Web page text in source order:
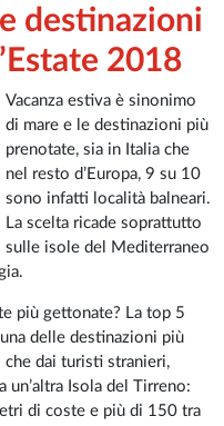
destinazioni
2018
Vacanza estiva è sinonimo
di mare e le destinazioni più
prenotate, sia in Italia che
nel resto d’Europa, 9 su 10
sono infatti località balneari.
La scelta ricade soprattutto
sulle isole del Mediterraneo
più gettonate? La top 5
delle destinazioni più
dai turisti stranieri,
un’altra Isola del Tirreno:
di coste e più di 150 tra